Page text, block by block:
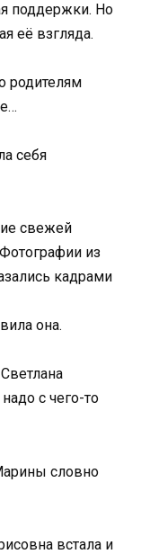
поддержки. Но
её взгляда.
родителям
себя
свежей
из
кадрами
она.
с чего-то
словно
встала и